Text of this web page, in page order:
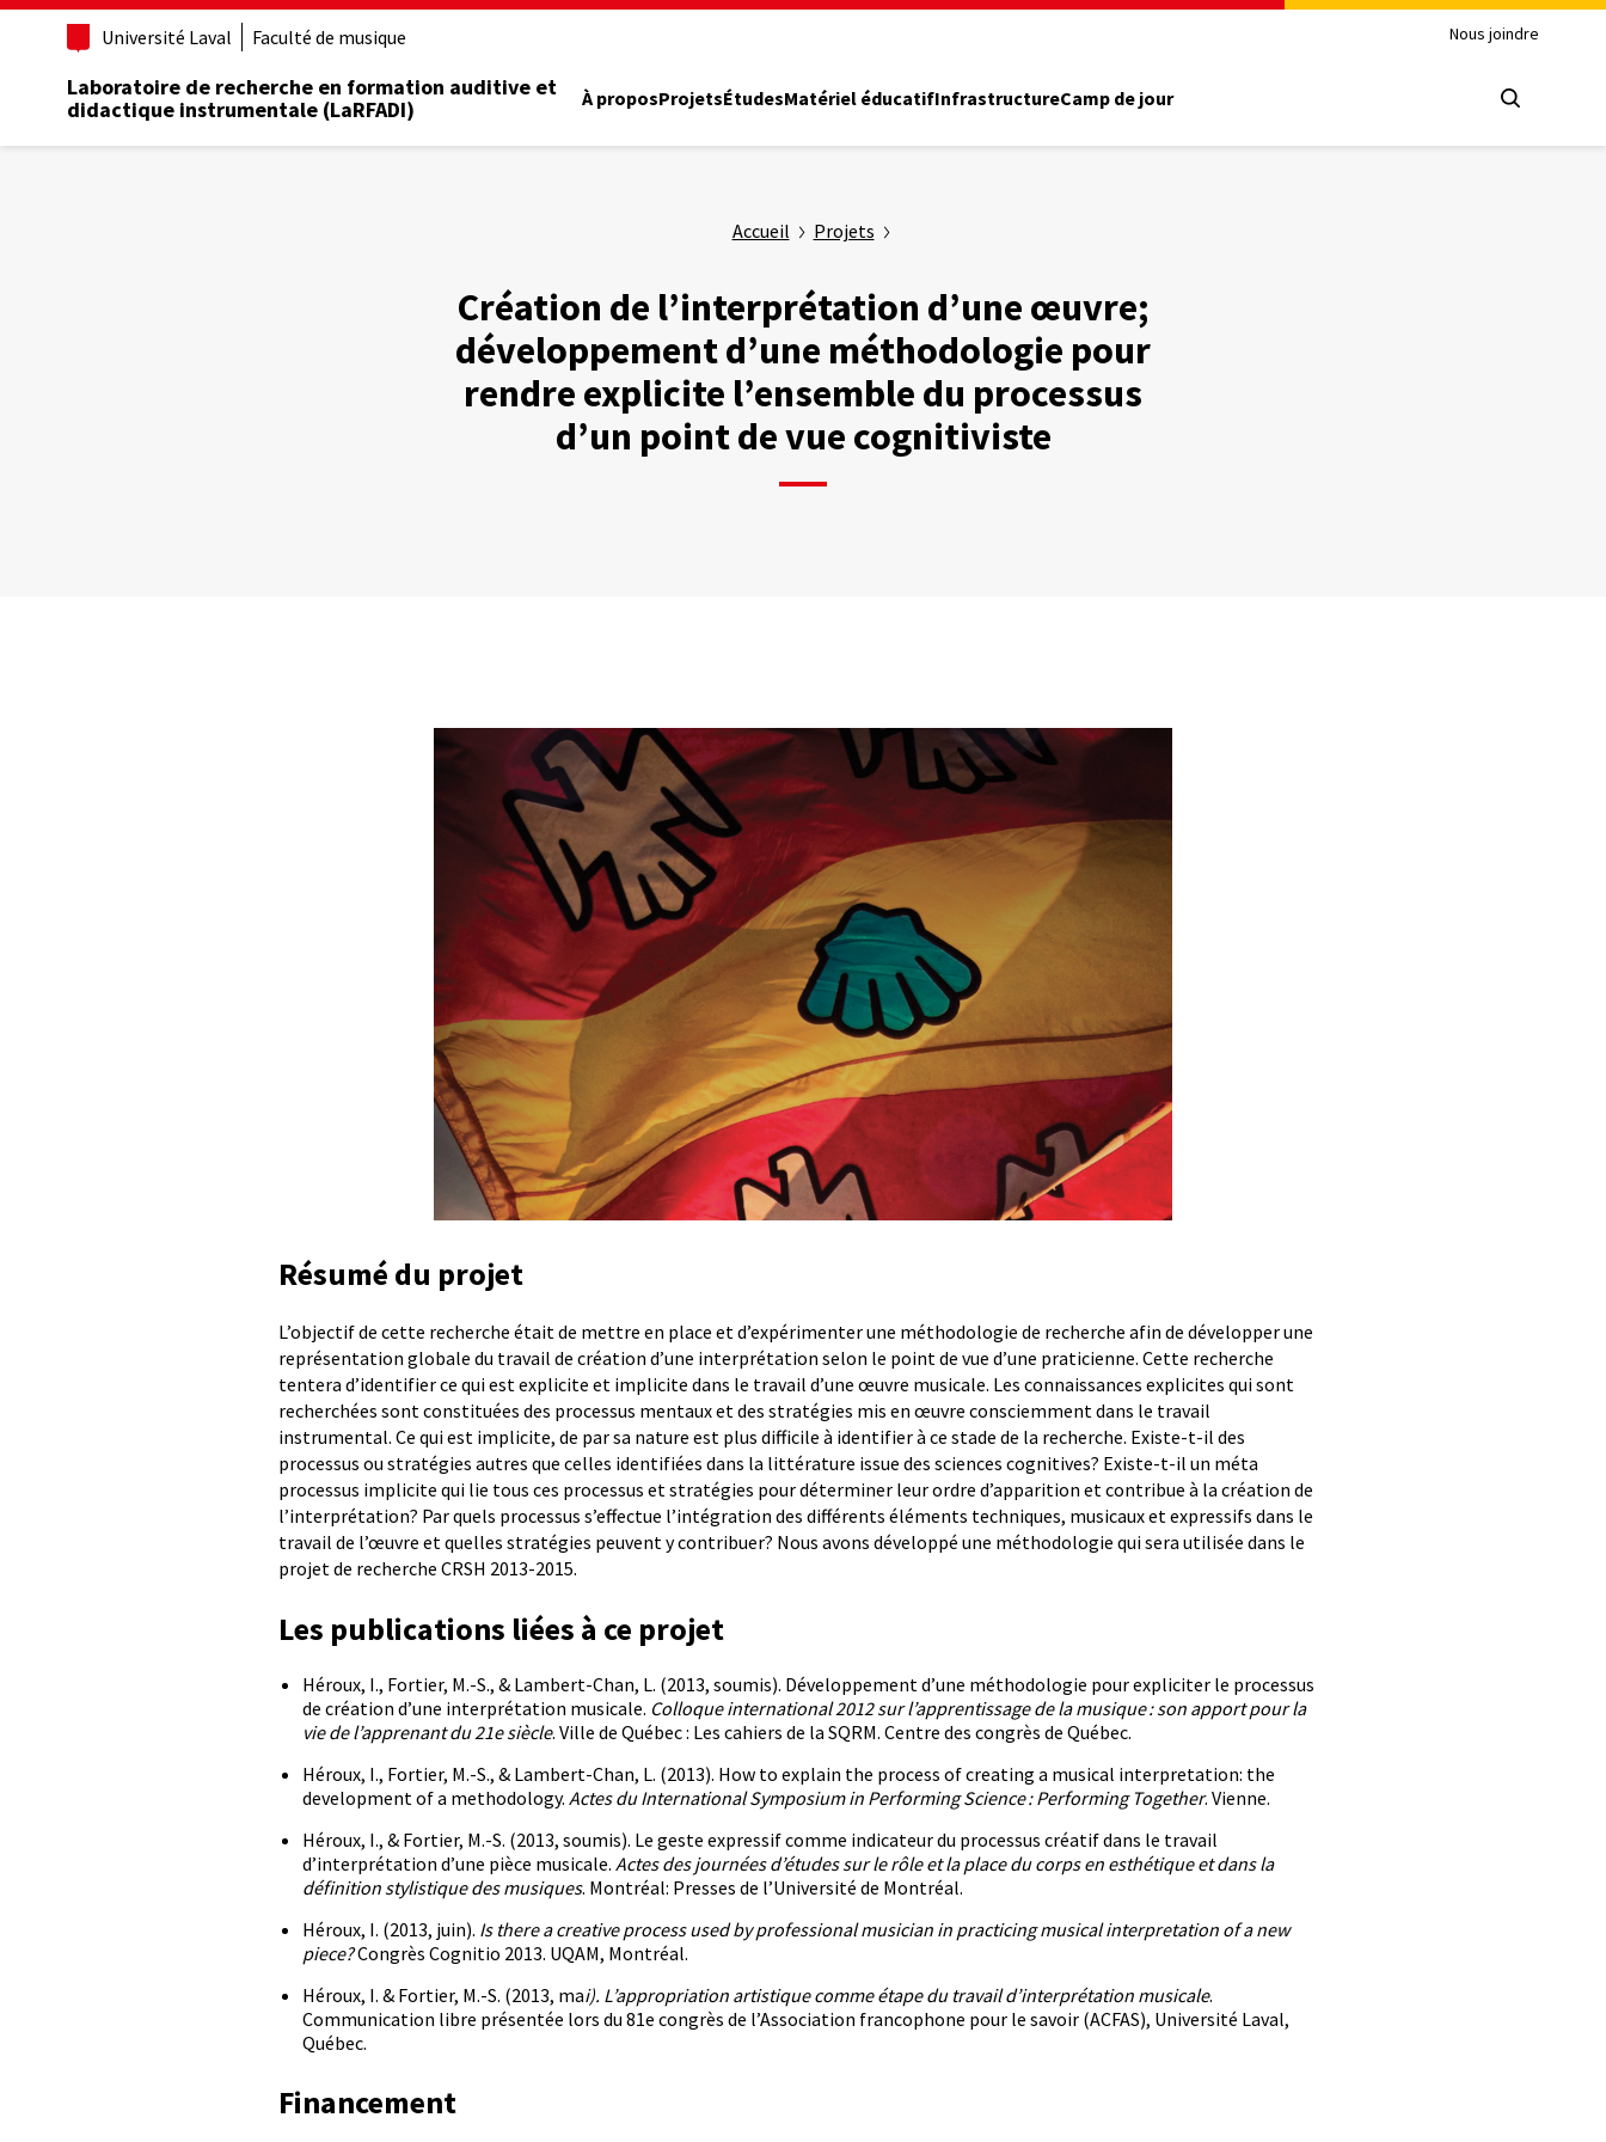
Aller
principal
Université Laval Faculté de musique Nous joindre
Laboratoire de recherche en formation auditive et
didactique instrumentale (LaRFADI)
À proposProjetsÉtudesMatériel éducatifInfrastructureCamp de jour
Accueil Projets
Création de l’interprétation d’une œuvre;
développement d’une méthodologie pour
rendre explicite l’ensemble du processus
d’un point de vue cognitiviste
Résumé du projet
L’objectif de cette recherche était de mettre en place et d’expérimenter une méthodologie de recherche afin de développer une
représentation globale du travail de création d’une interprétation selon le point de vue d’une praticienne. Cette recherche
tentera d’identifier ce qui est explicite et implicite dans le travail d’une œuvre musicale. Les connaissances explicites qui sont
recherchées sont constituées des processus mentaux et des stratégies mis en œuvre consciemment dans le travail
instrumental. Ce qui est implicite, de par sa nature est plus difficile à identifier à ce stade de la recherche. Existe-t-il des
processus ou stratégies autres que celles identifiées dans la littérature issue des sciences cognitives? Existe-t-il un méta
processus implicite qui lie tous ces processus et stratégies pour déterminer leur ordre d’apparition et contribue à la création de
l’interprétation? Par quels processus s’effectue l’intégration des différents éléments techniques, musicaux et expressifs dans le
travail de l’œuvre et quelles stratégies peuvent y contribuer? Nous avons développé une méthodologie qui sera utilisée dans le
projet de recherche CRSH 2013-2015.
Les publications liées à ce projet
Héroux, I., Fortier, M.-S., & Lambert-Chan, L. (2013, soumis). Développement d’une méthodologie pour expliciter le processus
de création d’une interprétation musicale. Colloque international 2012 sur l’apprentissage de la musique : son apport pour la
vie de l’apprenant du 21e siècle. Ville de Québec : Les cahiers de la SQRM. Centre des congrès de Québec.
Héroux, I., Fortier, M.-S., & Lambert-Chan, L. (2013). How to explain the process of creating a musical interpretation: the
development of a methodology.Actes du International Symposium in Performing Science : Performing Together. Vienne.
Héroux, I., & Fortier, M.-S. (2013, soumis). Le geste expressif comme indicateur du processus créatif dans le travail
d’interprétation d’une pièce musicale.Actes des journées d’études sur le rôle et la place du corps en esthétique et dans la
définition stylistique des musiques. Montréal: Presses de l’Université de Montréal.
Héroux, I. (2013, juin). Is there a creative process used by professional musician in practicing musical interpretation of a new
piece?Congrès Cognitio 2013. UQAM, Montréal.
Héroux, I. & Fortier, M.-S. (2013, mai). L’appropriation artistique comme étape du travail d’interprétation musicale.
Communication libre présentée lors du 81e congrès de l’Association francophone pour le savoir (ACFAS), Université Laval,
Québec.
Financement